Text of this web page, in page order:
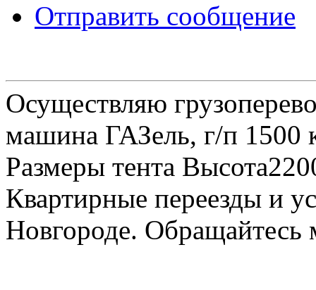
Отправить сообщение
Осуществляю
машина ГАЗель, г/п 1500
Размеры тента
Квартирные переезды и
Новгороде.